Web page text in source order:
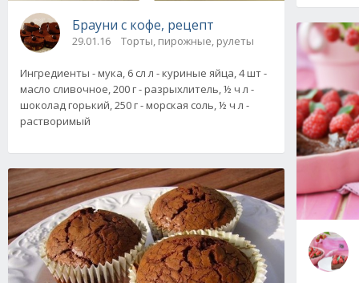
Брауни с кофе, рецепт
29.01.16 Торты, пирожные, рулеты
Ингредиенты - мука, 6 сл л - куриные яйца, 4 шт -
масло сливочное, 200 г - разрыхлитель, ½ ч л -
шоколад горький, 250 г - морская соль, ½ ч л -
растворимый